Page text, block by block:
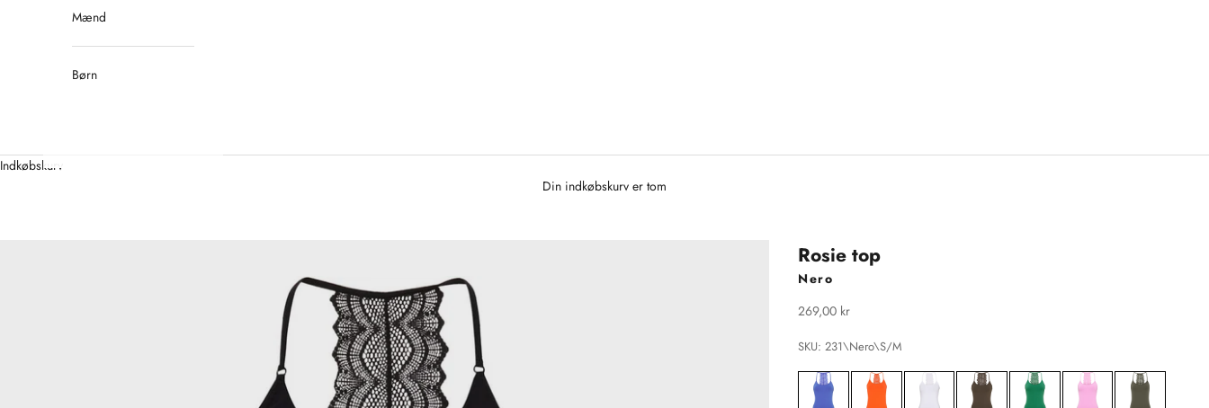
Mænd
Børn
Indkøbskurv
Din indkøbskurv er tom
Rosie top
Nero
Salgspris
269,00 kr
SKU: 231\Nero\S/M